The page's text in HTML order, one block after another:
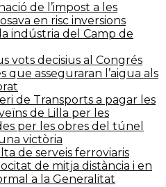
de l’impost a les
en risc inversions
indústria del Camp de
vots decisius al Congrés
que asseguraran l’aigua als
de Transports a pagar les
de Lilla per les
per les obres del túnel
victòria
de serveis ferroviaris
de mitja distància i en
a la Generalitat